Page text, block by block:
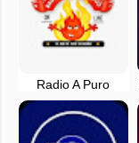
Radio A Puro
Fuego en vivo -
Lima, Perú